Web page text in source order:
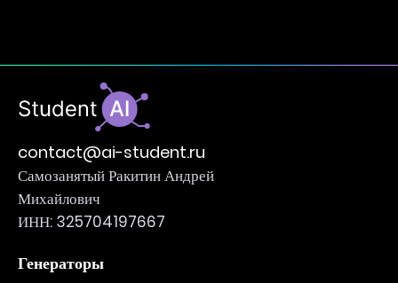
contact@ai-student.ru
Самозанятый Ракитин Андрей
Михайлович
ИНН: 325704197667
Генераторы